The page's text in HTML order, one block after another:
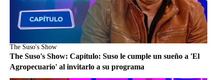
The Suso's Show
The Suso's Show: Capítulo: Suso le cumple un sueño a 'El
Agropecuario' al invitarlo a su programa